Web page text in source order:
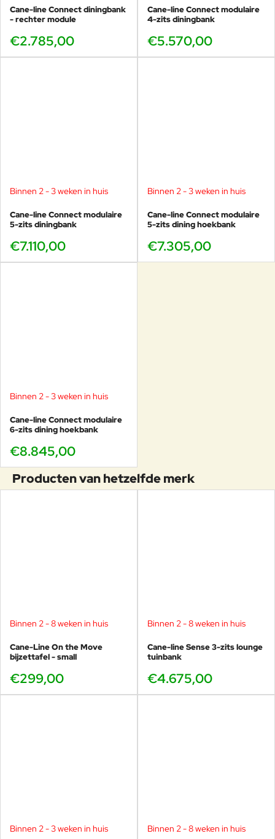
Cane-line Connect diningbank
- rechter module
€2.785,00
Cane-line Connect modulaire
4-zits diningbank
€5.570,00
Binnen 2 - 3 weken in huis
Cane-line Connect modulaire
5-zits diningbank
€7.110,00
Binnen 2 - 3 weken in huis
Cane-line Connect modulaire
5-zits dining hoekbank
€7.305,00
Binnen 2 - 3 weken in huis
Cane-line Connect modulaire
6-zits dining hoekbank
€8.845,00
Producten van hetzelfde merk
Binnen 2 - 8 weken in huis
Cane-Line On the Move
bijzettafel - small
€299,00
Binnen 2 - 8 weken in huis
Cane-line Sense 3-zits lounge
tuinbank
€4.675,00
Binnen 2 - 3 weken in huis Binnen 2 - 8 weken in huis